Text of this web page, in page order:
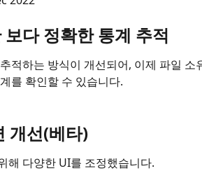
다 정확한 통계 추적
적하는 방식이 개선되어, 이제 파일 소
를 확인할 수 있습니다.
개선(베타)
해 다양한 UI를 조정했습니다.